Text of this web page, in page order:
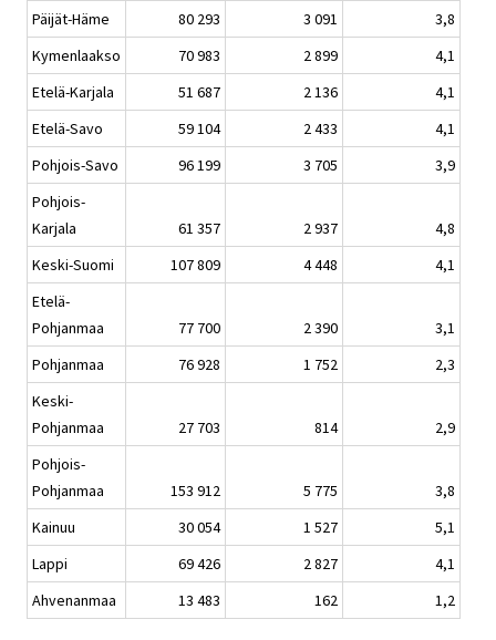
Päijät-Häme
80 293 3 091
3,8
Kymenlaakso
70 983 2 899
4,1
Etelä-Karjala
51 687 2 136
4,1
Etelä-Savo
59 104 2 433
4,1
Pohjois-Savo
96 199 3 705
3,9
Pohjois-
Karjala
61 357 2 937
4,8
Keski-Suomi
107 809 4 448
4,1
Etelä-
Pohjanmaa
77 700 2 390
3,1
Pohjanmaa
76 928 1 752
2,3
Keski-
Pohjanmaa
27 703 814
2,9
Pohjois-
Pohjanmaa
153 912 5 775
3,8
Kainuu
30 054 1 527
5,1
Lappi
69 426 2 827
4,1
Ahvenanmaa
13 483 162 1,2